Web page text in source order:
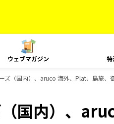
ウェブマガジン 特
ズ（国内）、aruco 海外、Plat、島旅、
国内）、